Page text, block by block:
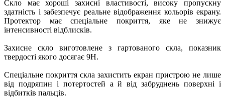
Скло має хороші захисні властивості, високу пропускну
здатність і забезпечує реальне відображення кольорів екрану.
Протектор має спеціальне покриття, яке не знижує
інтенсивності відблисків.
Захисне скло виготовлене з гартованого скла, показник
твердості якого досягає 9H.
Спеціальне покриття скла захистить екран пристрою не лише
від подряпин і потертостей а й від забруднень поверхні і
відбитків пальців.